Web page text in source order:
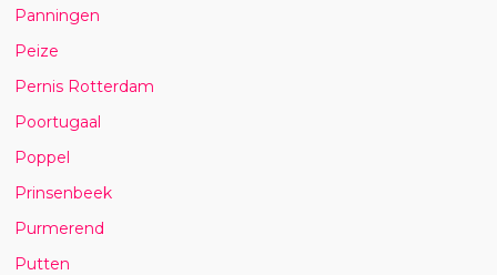
Panningen
Peize
Pernis Rotterdam
Poortugaal
Poppel
Prinsenbeek
Purmerend
Putten